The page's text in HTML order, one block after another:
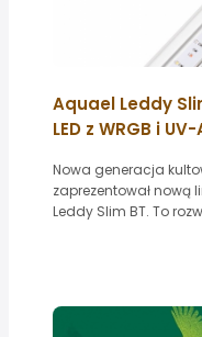
Aquael Leddy
LED z WRGB i UV-
Nowa generacja
zaprezentował nową
Leddy Slim BT. To